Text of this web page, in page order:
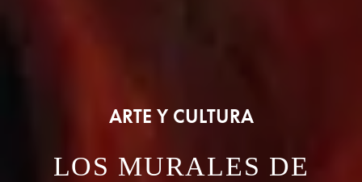
ARTE Y CULTURA
LOS MURALES DE